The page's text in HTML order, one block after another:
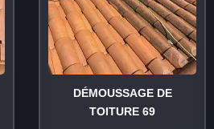
DÉMOUSSAGE DE
TOITURE 69